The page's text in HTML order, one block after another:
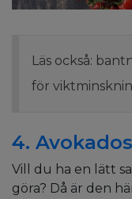
Läs också:
för
4.
Vill du ha en lätt
göra? Då är den